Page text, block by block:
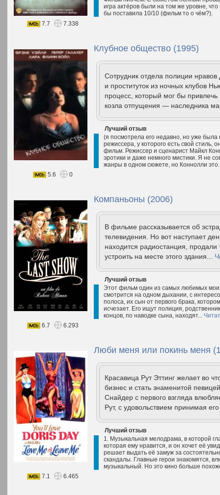
игра актёров были на том же уровне,
бы поставила 10/10 (фильм то о чём?).
7.7
7.338
Клубное общество (1995)
Сотрудник отдела полиции нравов
и проституток из ночных клубов
процесс, который мог бы
козла отпущения — наследника
Лучший отзыв
(я посмотрела его недавно, но уже
режиссера, у которого есть свой
фильм. Режиссер и сценарист Майкл
эротики и даже немного мистики. Я не
жанры в одном сюжете, но Коннолли
5.6
0
Компаньоны (2006)
В фильме рассказывается об
телевидения. Но вот наступает
находится радиостанция,
устроить на месте этого здания...
Лучший отзыв
Этот фильм один из самых любимых
смотрится на одном дыхании, с
полоса, их сын от первого брака,
исчезает. Его ищут полиция,
концов, по наводке сына, находят...
6.7
6.293
Люби меня или покинь меня
Красавица Рут Эттинг желает во
бизнес и стать знаменитой
Снайдер с первого взгляда
Рут, с удовольствием принимая
Лучший отзыв
1. Музыкальная мелодрама, в которой
которая ему нравится, и он хочет её
решает выдать её замуж за
скандалы. Главные герои знакомятся,
музыкальный. Но это кино больше
7.1
6.465